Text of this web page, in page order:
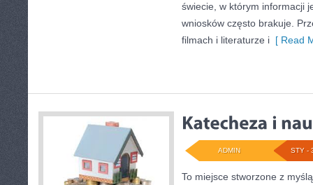
świecie, w którym informacji
wniosków często brakuje.
filmach i literaturze i [ Read
STY -
ADMIN
To miejsce stworzone z